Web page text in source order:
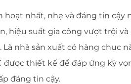
nhất, nhẹ và đáng tin
hiệu suất gia công vượt trội
nhà sản xuất có hàng chục
được thiết kế để đáp ứng kỳ
đáng tin cậy.